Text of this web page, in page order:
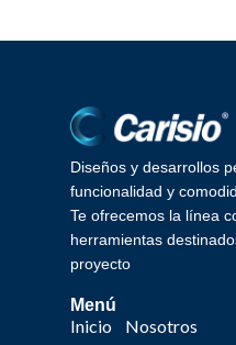
Diseños y desarrollos
funcionalidad y
Te ofrecemos la línea
herramientas
proyecto
Menú
Inicio
Nosotros